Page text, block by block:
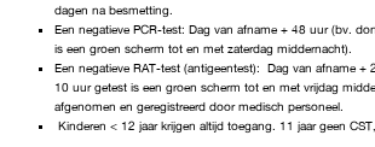
dagen na besmetting.
Een negatieve PCR-test: Dag van afname + 48 uur (bv.
is een groen scherm tot en met zaterdag middernacht).
Een negatieve RAT-test (antigeentest): Dag van afname
10 uur getest is een groen scherm tot en met vrijdag
afgenomen en geregistreerd door medisch personeel.
Kinderen < 12 jaar krijgen altijd toegang. 11 jaar geen